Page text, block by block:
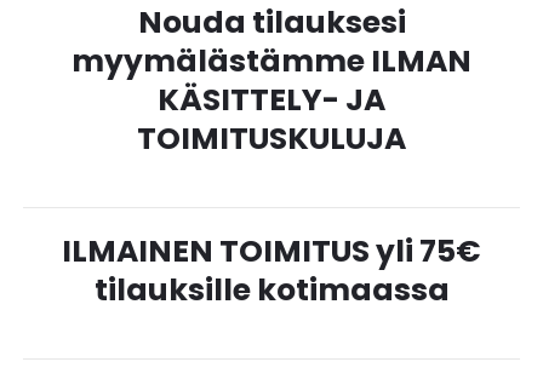
Nouda tilauksesi
myymälästämme ILMAN
KÄSITTELY- JA
TOIMITUSKULUJA
ILMAINEN TOIMITUS yli 75€
tilauksille kotimaassa